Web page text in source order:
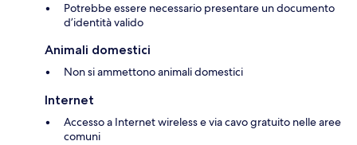
Potrebbe essere necessario presentare un documento
d’identità valido
Animali domestici
Non si ammettono animali domestici
Internet
Accesso a Internet wireless e via cavo gratuito nelle aree
comuni